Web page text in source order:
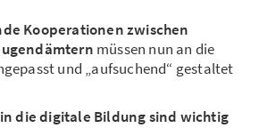
Kooperationen zwischen
müssen nun an die
und „aufsuchend“ gestaltet
die digitale Bildung sind wichtig